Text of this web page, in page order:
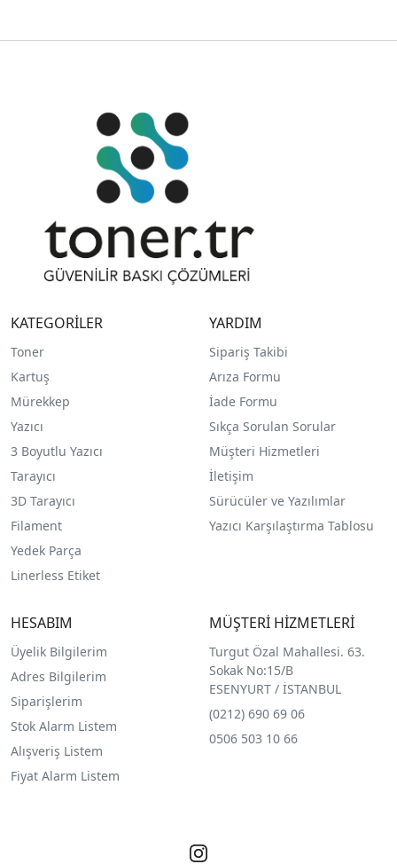
KATEGORİLER
Toner
Kartuş
Mürekkep
Yazıcı
3 Boyutlu Yazıcı
Tarayıcı
3D Tarayıcı
Filament
Yedek Parça
Linerless Etiket
YARDIM
Sipariş Takibi
Arıza Formu
İade Formu
Sıkça Sorulan Sorular
Müşteri Hizmetleri
İletişim
Sürücüler ve Yazılımlar
Yazıcı Karşılaştırma Tablosu
HESABIM
Üyelik Bilgilerim
Adres Bilgilerim
Siparişlerim
Stok Alarm Listem
Alışveriş Listem
Fiyat Alarm Listem
MÜŞTERİ HİZMETLERİ
Turgut Özal Mahallesi. 63.
Sokak No:15/B
ESENYURT / İSTANBUL
(0212) 690 69 06
0506 503 10 66